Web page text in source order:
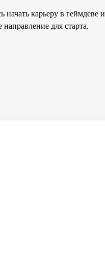
начать карьеру в геймдеве и
направление для старта.